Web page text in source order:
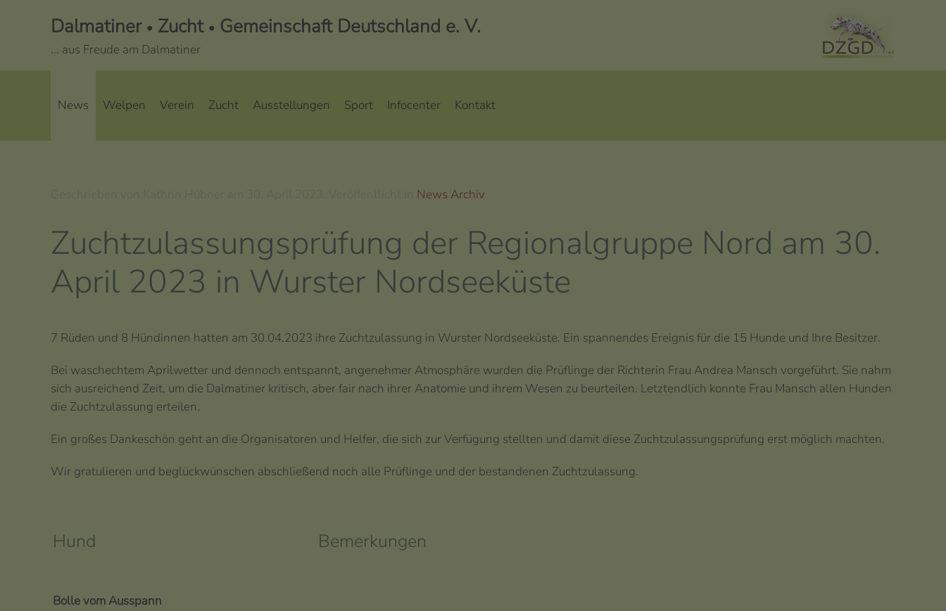
Dalmatiner • Zucht • Gemeinschaft Deutschland e. V.
... aus Freude am Dalmatiner
News Welpen Verein Zucht Ausstellungen Sport Infocenter Kontakt
News Archiv
Zuchtzulassungsprüfung der Regionalgruppe Nord am 30.
April 2023 in Wurster Nordseeküste
7 Rüden und 8 Hündinnen hatten am 30.04.2023 ihre Zuchtzulassung in Wurster Nordseeküste. Ein spannendes Ereignis für die 15 Hunde und Ihre Besitzer.
Bei waschechtem Aprilwetter und dennoch entspannt, angenehmer Atmosphäre wurden die Prüflinge der Richterin Frau Andrea Mansch vorgeführt. Sie nahm
sich ausreichend Zeit, um die Dalmatiner kritisch, aber fair nach ihrer Anatomie und ihrem Wesen zu beurteilen. Letztendlich konnte Frau Mansch allen Hunden
die Zuchtzulassung erteilen.
Ein großes Dankeschön geht an die Organisatoren und Helfer, die sich zur Verfügung stellten und damit diese Zuchtzulassungsprüfung erst möglich machten.
Wir gratulieren und beglückwünschen abschließend noch alle Prüflinge und der bestandenen Zuchtzulassung.
Hund Bemerkungen
Bolle vom Ausspann